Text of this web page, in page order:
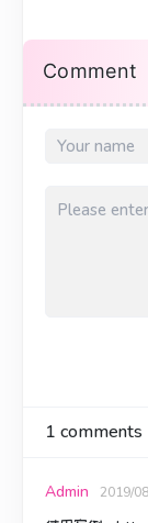
Comment
1 comments
Admin 2019/